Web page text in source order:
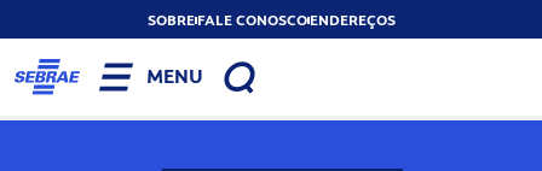
SOBREFALE CONOSCOENDEREÇOS
MENU